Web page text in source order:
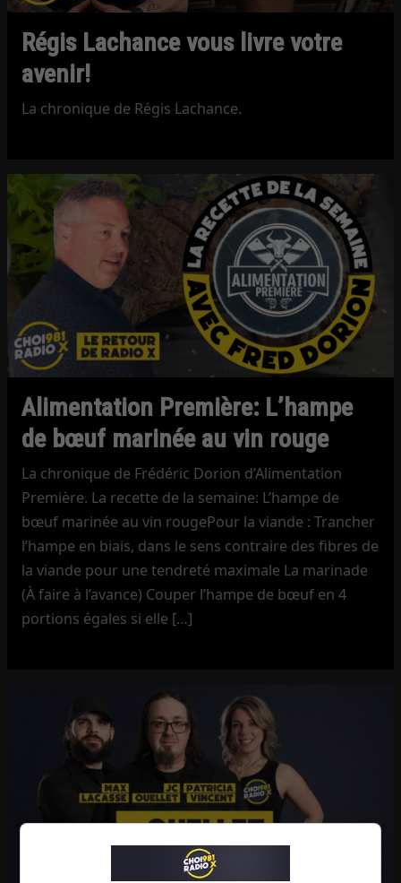
Régis Lachance vous livre votre
avenir!
La chronique de Régis Lachance.
Alimentation Première: L’hampe
de bœuf marinée au vin rouge
La chronique de Frédéric Dorion d’Alimentation
Première. La recette de la semaine: L’hampe de
bœuf marinée au vin rougePour la viande : Trancher
l’hampe en biais, dans le sens contraire des fibres de
la viande pour une tendreté maximale La marinade
(À faire à l’avance) Couper l’hampe de bœuf en 4
portions égales si elle […]